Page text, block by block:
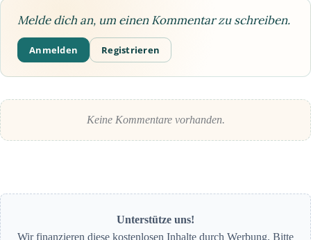
Melde dich an, um einen Kommentar zu schreiben.
Anmelden Registrieren
Keine Kommentare vorhanden.
Unterstütze uns!
Wir finanzieren diese kostenlosen Inhalte durch Werbung. Bitte